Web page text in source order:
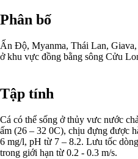
Phân bố
Ấn Độ, Myanma, Thái Lan,
ở khu vực đồng bằng sông Cửu
Tập tính
Cá có thể sống ở thủy vưc nước
ấm (26 – 32 0C), chịu đựng được
6 mg/l, pH từ 7 – 8.2. Lưu tốc
trong giới hạn từ 0.2 - 0.3 m/s.